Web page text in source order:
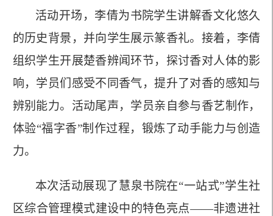
活动开场，李倩为书院学生讲解香文化悠久
的历史背景，并向学生展示篆香礼。接着，李倩
组织学生开展楚香辨闻环节，探讨香对人体的影
响，学员们感受不同香气，提升了对香的感知与
辨别能力。活动尾声，学员亲自参与香艺制作，
体验“福字香”制作过程，锻炼了动手能力与创造
力。
本次活动展现了慧泉书院在“一站式”学生社
区综合管理模式建设中的特色亮点——非遗进社